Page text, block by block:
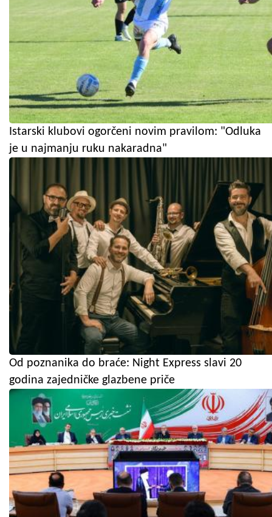
Istarski klubovi ogorčeni novim pravilom: "Odluka
je u najmanju ruku nakaradna"
Od poznanika do braće: Night Express slavi 20
godina zajedničke glazbene priče